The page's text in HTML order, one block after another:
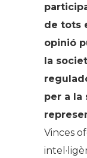
de tots
opinió
la
per a la
Vinces